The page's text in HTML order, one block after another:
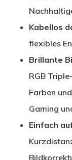
Kabellos
flexibles
Brillante
RGB
Farben
Gaming
Einfach